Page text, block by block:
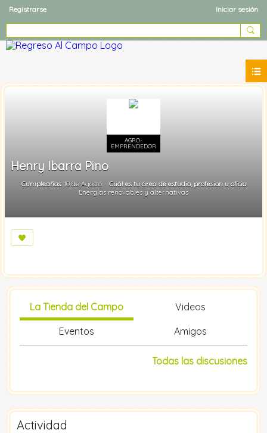
Registrarse Iniciar sesión
AGRO-
EMPRENDEDOR
Henry Ibarra Pino
Cumpleaños:10 de Agosto
Cuál es tu área de estudio, profesion u oficio
Energías renovables y alternativas
La Tienda del Campo Videos
Eventos Amigos
Todas las discusiones
Actividad